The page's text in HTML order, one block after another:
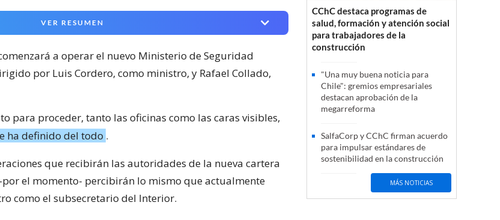
VER RESUMEN
a operar el nuevo Ministerio de Seguridad
por Luis Cordero, como ministro, y Rafael Collado,
para proceder, tanto las oficinas como las caras visibles,
ha definido del todo .
que recibirán las autoridades de la nueva cartera
por el momento- percibirán lo mismo que actualmente
como el subsecretario del Interior.
CChC destaca programas de
salud, formación y atención social
para trabajadores de la
construcción
"Una muy buena noticia para
Chile": gremios empresariales
destacan aprobación de la
megarreforma
SalfaCorp y CChC firman acuerdo
para impulsar estándares de
sostenibilidad en la construcción
MÁS NOTICIAS